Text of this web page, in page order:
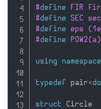
#define FIR
#define SEC
#define eps
#define
using namespace
typedef pair<
struct